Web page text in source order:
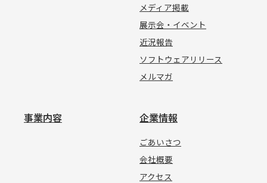
メディア掲載
展示会・イベント
近況報告
ソフトウェアリリース
メルマガ
事業内容 企業情報
ごあいさつ
会社概要
アクセス